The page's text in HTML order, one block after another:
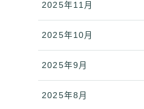
2025年11月
2025年10月
2025年9月
2025年8月